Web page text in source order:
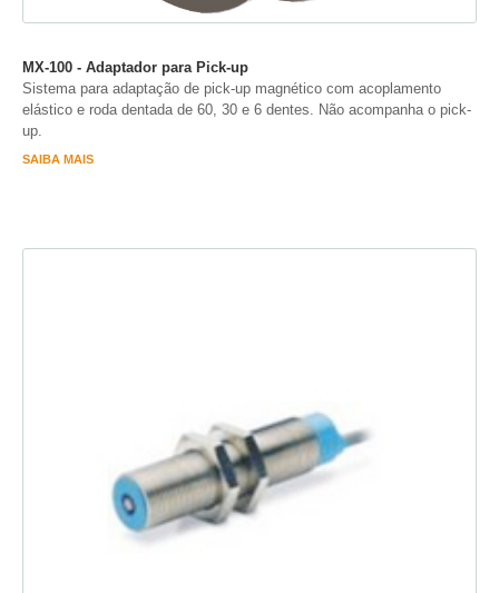
MX-100 - Adaptador para Pick-up
Sistema para adaptação de pick-up magnético com acoplamento
elástico e roda dentada de 60, 30 e 6 dentes. Não acompanha o pick-
up.
SAIBA MAIS